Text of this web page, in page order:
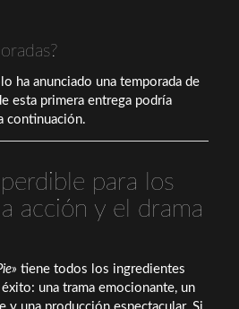
ha anunciado una temporada de
esta primera entrega podría
continuación.
para los
acción y el drama
tiene todos los ingredientes
una trama emocionante, un